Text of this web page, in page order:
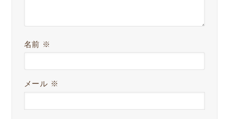
名前 ※
メール ※